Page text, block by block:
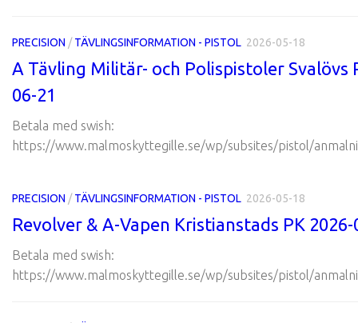
PRECISION /TÄVLINGSINFORMATION - PISTOL 2026-05-18
A Tävling Militär- och Polispistoler Svalövs
06-21
Betala med swish:
https://www.malmoskyttegille.se/wp/subsites/pistol/
PRECISION /TÄVLINGSINFORMATION - PISTOL 2026-05-18
Revolver & A-Vapen Kristianstads PK 2026-
Betala med swish:
https://www.malmoskyttegille.se/wp/subsites/pistol/